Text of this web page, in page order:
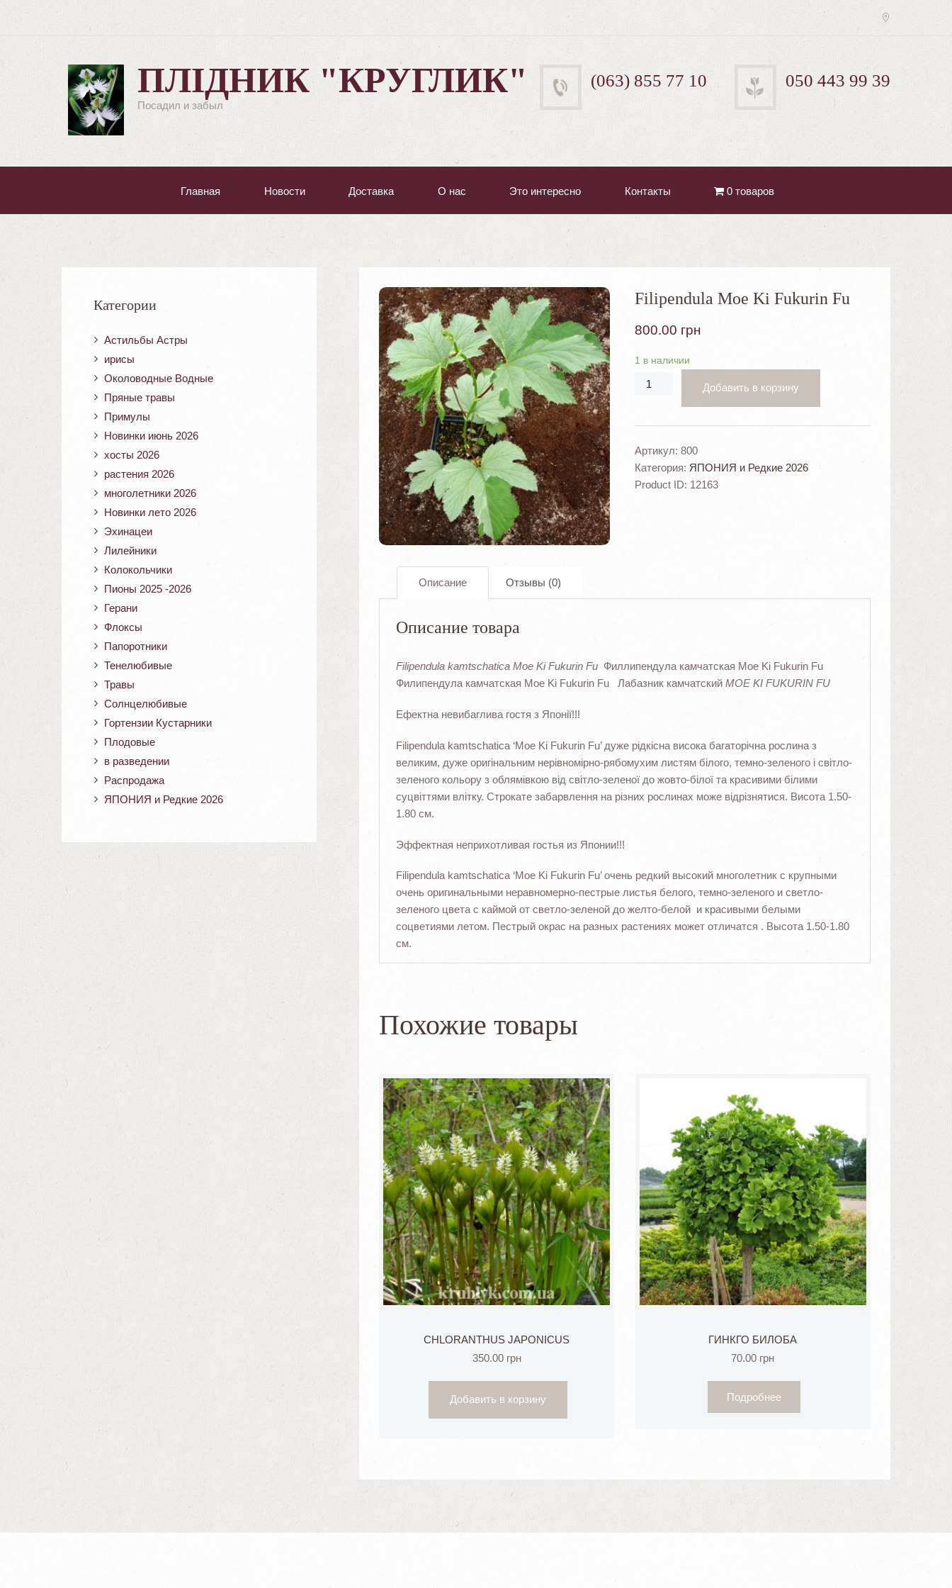
ПЛІДНИК "КРУГЛИК"
Посадил и забыл
(063) 855 77 10 050 443 99 39
Главная Новости Доставка О нас Это интересно Контакты 0 товаров
Filipendula Moe Ki Fukurin Fu
800.00 грн
1 в наличии
Добавить в корзину
Артикул: 800
Категория: ЯПОНИЯ и Редкие 2026
Product ID: 12163
Описание Отзывы (0)
Описание товара
Filipendula kamtschatica Moe Ki Fukurin Fu Филлипендула камчатская Moe Ki Fukurin Fu
Филипендула камчатская Moe Ki Fukurin Fu Лабазник камчатский MOE KI FUKURIN FU
Ефектна невибаглива гостя з Японії!!!
Filipendula kamtschatica ‘Moe Ki Fukurin Fu’ дуже рідкісна висока багаторічна рослина з
великим, дуже оригінальним нерівномірно-рябомухим листям білого, темно-зеленого і світло-
зеленого кольору з облямівкою від світло-зеленої до жовто-білої та красивими білими
суцвіттями влітку. Строкате забарвлення на різних рослинах може відрізнятися. Висота 1.50-
1.80 см.
Эффектная неприхотливая гостья из Японии!!!
Filipendula kamtschatica ‘Moe Ki Fukurin Fu’ очень редкий высокий многолетник с крупными
очень оригинальными неравномерно-пестрые листья белого, темно-зеленого и светло-
зеленого цвета с каймой от светло-зеленой до желто-белой и красивыми белыми
соцветиями летом. Пестрый окрас на разных растениях может отличатся . Высота 1.50-1.80
см.
Похожие товары
CHLORANTHUS JAPONICUS
350.00 грн
Добавить в корзину
ГИНКГО БИЛОБА
70.00 грн
Подробнее
Категории
Астильбы Астры
ирисы
Околоводные Водные
Пряные травы
Примулы
Новинки июнь 2026
хосты 2026
растения 2026
многолетники 2026
Новинки лето 2026
Эхинацеи
Лилейники
Колокольчики
Пионы 2025 -2026
Герани
Флоксы
Папоротники
Тенелюбивые
Травы
Солнцелюбивые
Гортензии Кустарники
Плодовые
в разведении
Распродажа
ЯПОНИЯ и Редкие 2026